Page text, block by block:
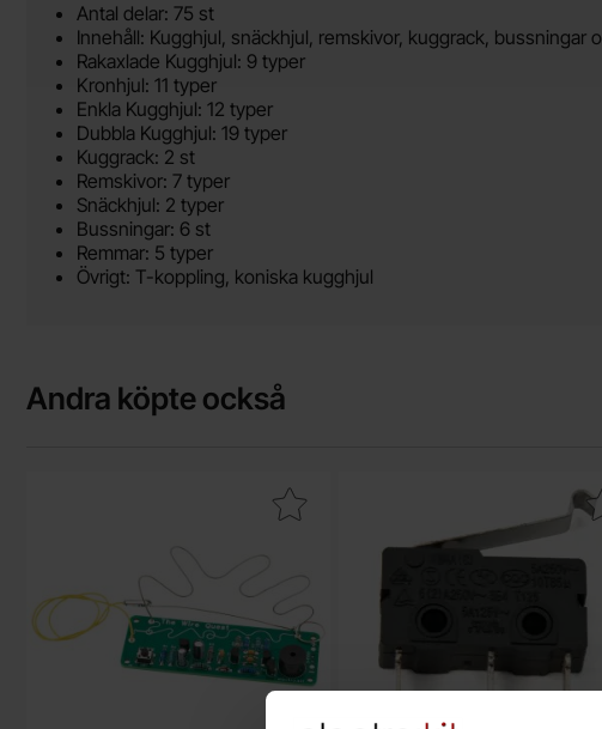
Antal delar: 75 st
Innehåll: Kugghjul, snäckhjul, remskivor, kuggrack, bussningar
Rakaxlade Kugghjul: 9 typer
Kronhjul: 11 typer
Enkla Kugghjul: 12 typer
Dubbla Kugghjul: 19 typer
Kuggrack: 2 st
Remskivor: 7 typer
Snäckhjul: 2 typer
Bussningar: 6 st
Remmar: 5 typer
Övrigt: T-koppling, koniska kugghjul
Andra köpte också
Makera trådspel - byggsats som favoritMakera mikrobrytare V4 on-